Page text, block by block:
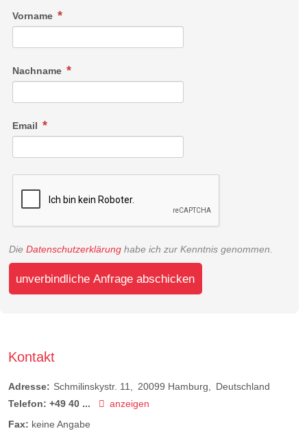
Vorname
Nachname
Email
Die Datenschutzerklärung habe ich zur Kenntnis genommen.
unverbindliche Anfrage abschicken
Kontakt
Adresse: Schmilinskystr. 11 20099 Hamburg
Deutschland
Telefon: +49 40 ...
anzeigen
Fax: keine Angabe